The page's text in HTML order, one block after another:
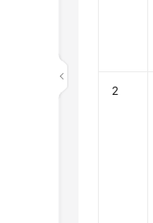
2